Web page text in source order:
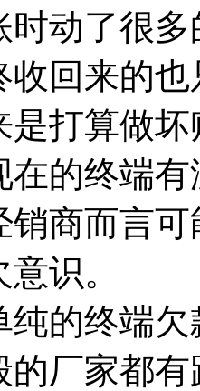
时动了很
收回来的
是打算做
在的终端
销商而言
识。
终端欠
的厂家都